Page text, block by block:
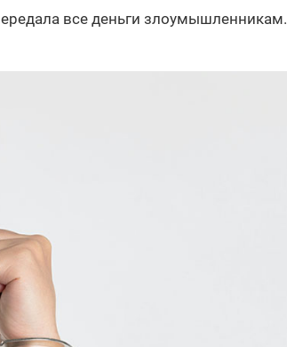
все деньги злоумышленникам.